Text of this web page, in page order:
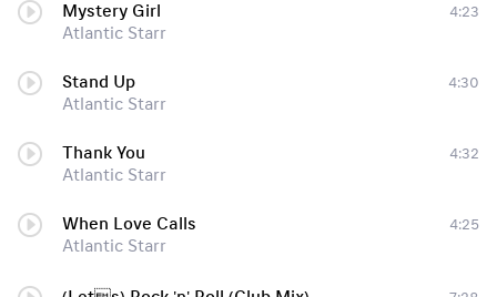
Mystery Girl
Atlantic Starr
4:23
Stand Up
Atlantic Starr
4:30
Thank You
Atlantic Starr
4:32
When Love Calls
Atlantic Starr
4:25